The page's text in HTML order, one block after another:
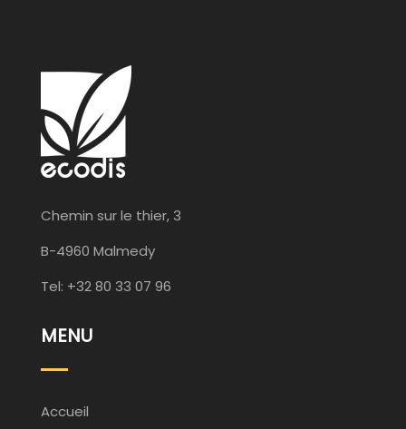
Chemin sur le thier, 3
B-4960 Malmedy
Tel: +32 80 33 07 96
MENU
Accueil